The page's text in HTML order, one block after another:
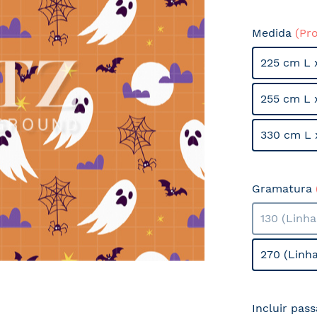
Medida
225 cm L
255 cm L
330 cm L
Gramatura
130
270
Incluir